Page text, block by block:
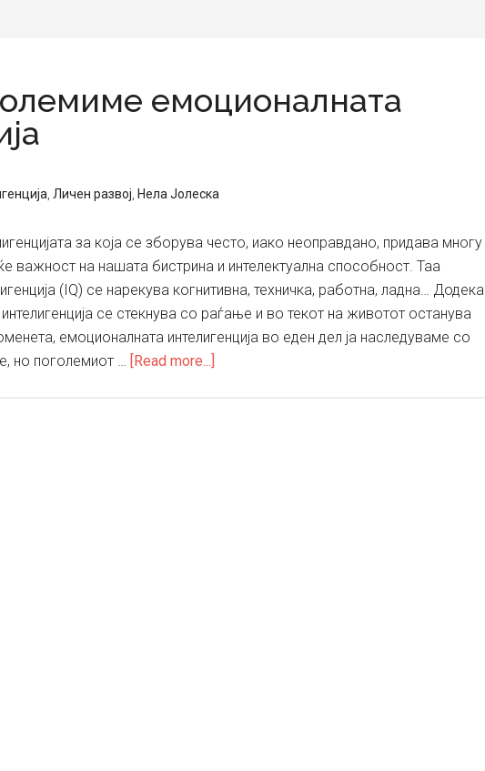
емоционалната
Личен развој Нела Јолеска
за која се зборува често, иако неоправдано, придава многу
важност на нашата бистрина и интелектуална способност. Таа
(IQ) се нарекува когнитивна, техничка, работна, ладна… Додека
се стекнува со раѓање и во текот на животот останува
емоционалната интелигенција во еден дел ја наследуваме со
но поголемиот … [Read more...]